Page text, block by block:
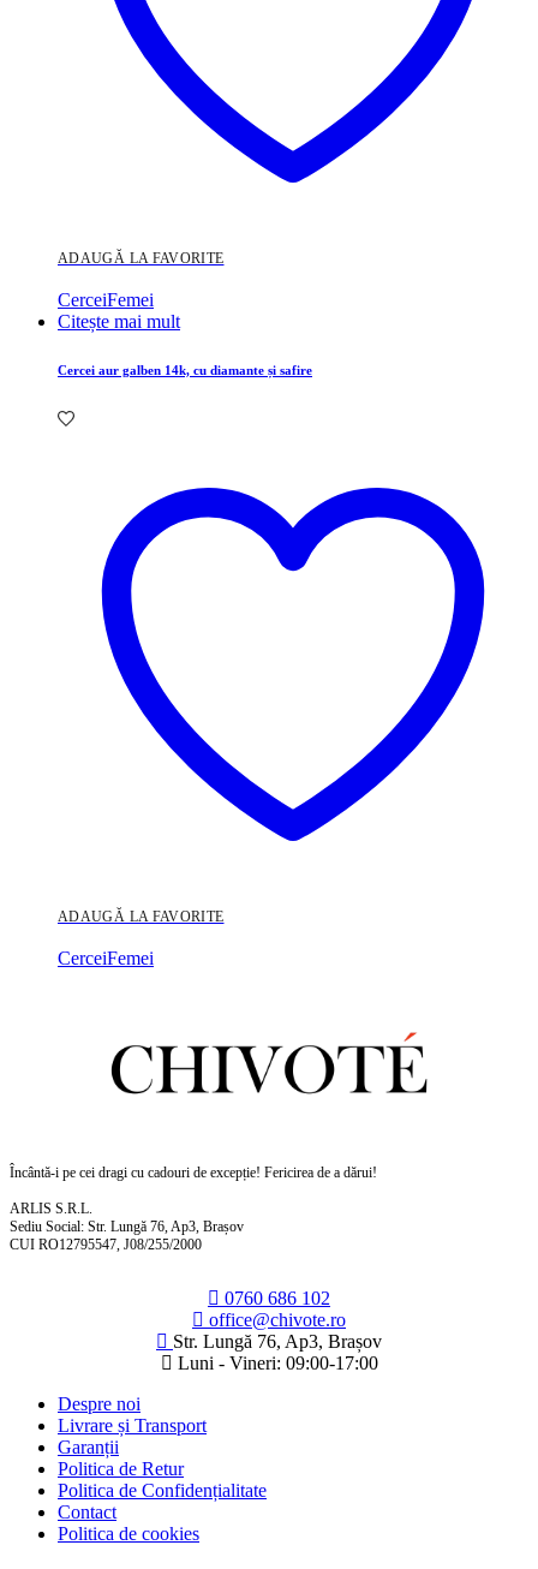
ADAUGĂ LA FAVORITE
CerceiFemei
Citește mai mult
Cercei aur galben 14k, cu diamante și safire
ADAUGĂ LA FAVORITE
CerceiFemei
Încântă-i pe cei dragi cu cadouri de excepție! Fericirea de a dărui!
ARLIS S.R.L.
Sediu Social: Str. Lungă 76, Ap3, Brașov
CUI RO12795547, J08/255/2000
0760 686 102
office@chivote.ro
Str. Lungă 76, Ap3, Brașov
Luni - Vineri: 09:00-17:00
Despre noi
Livrare și Transport
Garanții
Politica de Retur
Politica de Confidențialitate
Contact
Politica de cookies